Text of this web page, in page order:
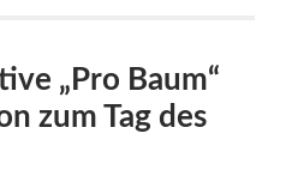
„Pro Baum“
zum Tag des